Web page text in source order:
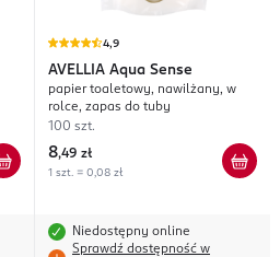
4,9
AVELLIA Aqua Sense
papier toaletowy, nawilżany, w
rolce, zapas do tuby
100 szt.
8,49 zł
1 szt. = 0,08 zł
Niedostępny online
Sprawdź dostępność w